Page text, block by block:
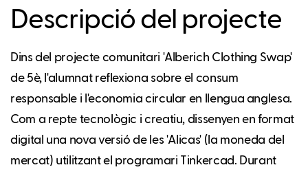
Descripció del projecte
Dins del projecte comunitari 'Alberich Clothing Swap'
de 5è, l'alumnat reflexiona sobre el consum
responsable i l'economia circular en llengua anglesa.
Com a repte tecnològic i creatiu, dissenyen en format
digital una nova versió de les 'Alicas' (la moneda del
mercat) utilitzant el programari Tinkercad. Durant